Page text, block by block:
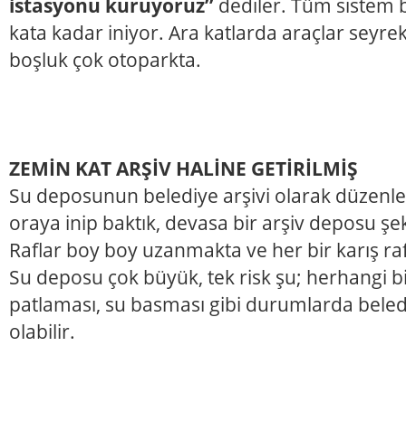
kata kadar iniyor. Ara katlarda araçlar
boşluk çok otoparkta.
ZEMİN KAT ARŞİV HALİNE GETİRİLMİŞ
Su deposunun belediye arşivi olarak
oraya inip baktık, devasa bir arşiv deposu
Raflar boy boy uzanmakta ve her bir karış
Su deposu çok büyük, tek risk şu; herhangi
patlaması, su basması gibi durumlarda
olabilir.